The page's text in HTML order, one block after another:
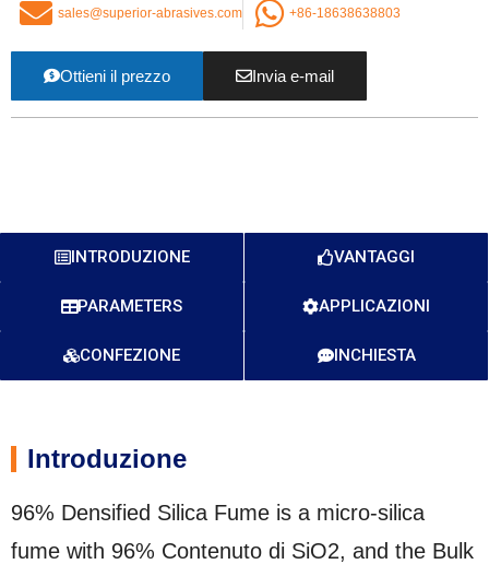
sales@superior-abrasives.com +86-18638638803
Ottieni il prezzo Invia e-mail
INTRODUZIONE VANTAGGI
PARAMETERS APPLICAZIONI
CONFEZIONE INCHIESTA
Introduzione
96% Densified Silica Fume is a micro-silica
fume with 96% Contenuto di SiO2, and the Bulk